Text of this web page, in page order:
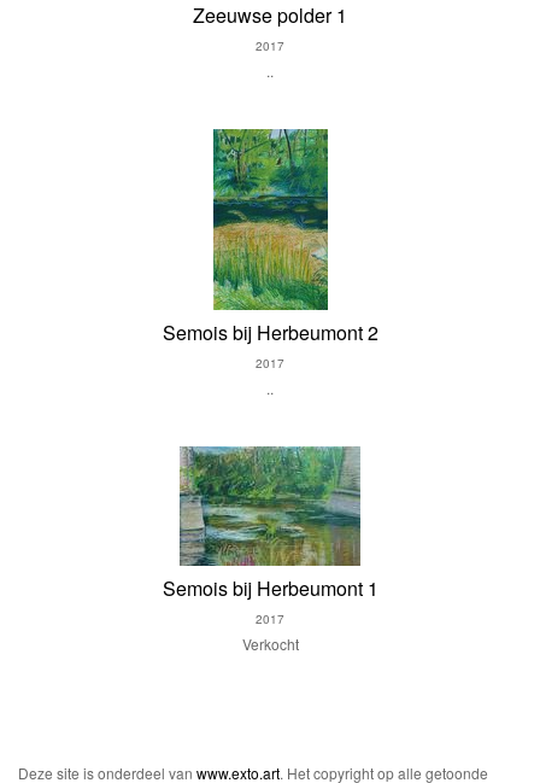
Zeeuwse polder 1
2017
..
Semois bij Herbeumont 2
2017
..
Semois bij Herbeumont 1
2017
Verkocht
Deze site is onderdeel van www.exto.art. Het copyright op alle getoonde